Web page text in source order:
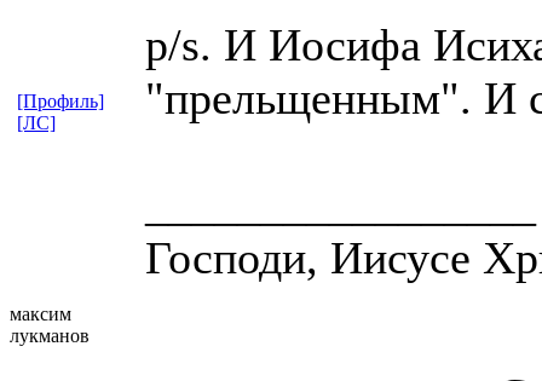
p/s. И Иосифа
"прельщенным". И
Господи, Иисусе
[Профиль]
[ЛС]
максим
лукманов